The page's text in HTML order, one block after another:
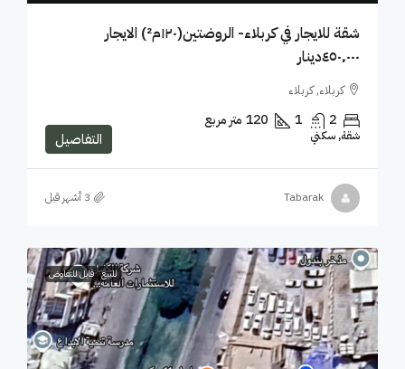
شقة للايجار في كربلاء- الروضتين(١٢٠م²) الايجار
٤٥٠٬٠٠٠دينار
كربلاء, كربلاء
2
1
120 متر مربع
شقة, سكني التفاصيل
Tabarak
للبيع قابل للتفاوض